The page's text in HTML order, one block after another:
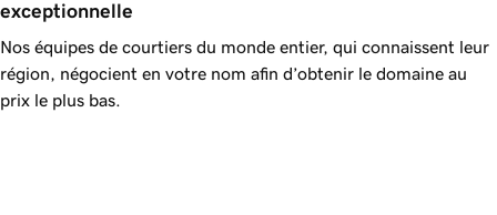
exceptionnelle
Nos équipes de courtiers du monde entier, qui connaissent leur
région, négocient en votre nom afin d’obtenir le domaine au
prix le plus bas.